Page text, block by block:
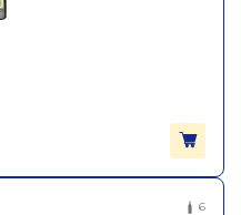
6